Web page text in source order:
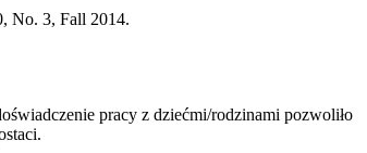
No. 3, Fall 2014.
pracy z dziećmi/rodzinami pozwoliło